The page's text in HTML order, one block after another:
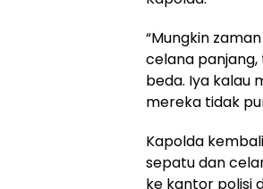
“Mungkin
celana
beda. Iya kalau
mereka tidak
Kapolda
sepatu dan
ke kantor polisi